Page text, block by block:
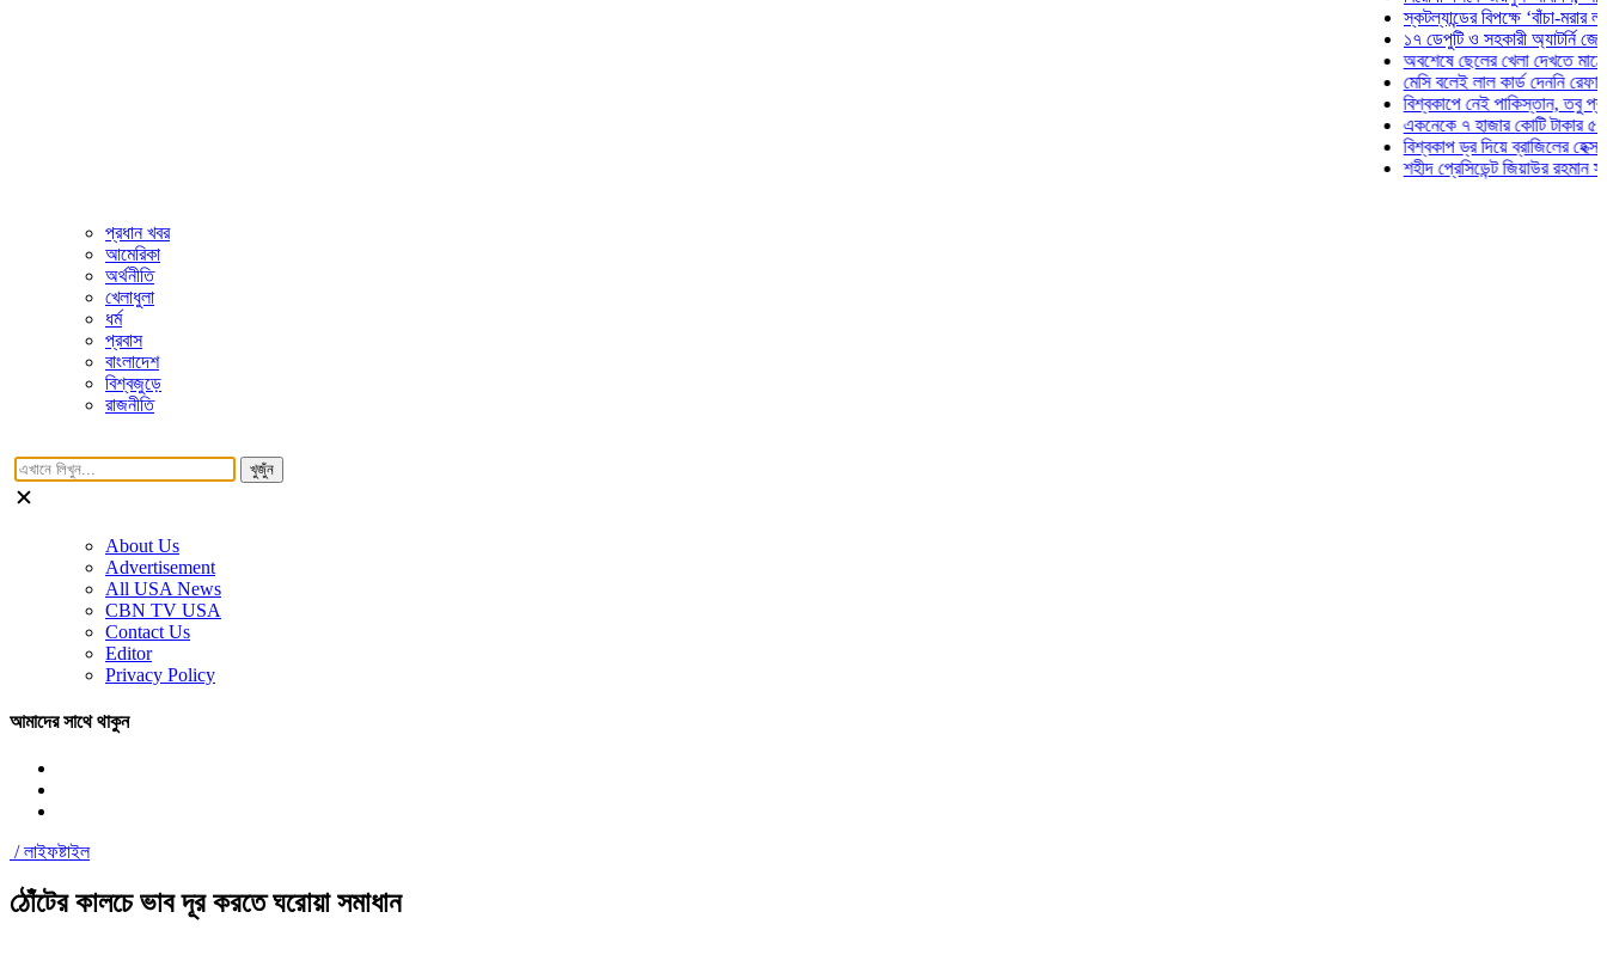
স্কটল্যান্ডের বিপক্ষে ‘বাঁচা-মরার লড়াইয়ে’
১৭ ডেপুটি ও সহকারী অ্যাটর্নি জেনারেলের
অবশেষে ছেলের খেলা দেখতে মাঠে আসছেন
মেসি বলেই লাল কার্ড দেননি রেফারি! ফাউল
বিশ্বকাপে নেই পাকিস্তান, তবু প্রতিটি
একনেকে ৭ হাজার কোটি টাকার ৫ প্রকল্পের
বিশ্বকাপ ড্র দিয়ে ব্রাজিলের হেক্সা মিশন শুরু
শহীদ প্রেসিডেন্ট জিয়াউর রহমান সমাধিতে
প্রধান খবর
আমেরিকা
অর্থনীতি
খেলাধুলা
ধর্ম
প্রবাস
বাংলাদেশ
বিশ্বজুড়ে
রাজনীতি
খুজুঁন
About Us
Advertisement
All USA News
CBN TV USA
Contact Us
Editor
Privacy Policy
আমাদের সাথে থাকুন
/লাইফষ্টাইল
ঠোঁটের কালচে ভাব দূর করতে ঘরোয়া সমাধান